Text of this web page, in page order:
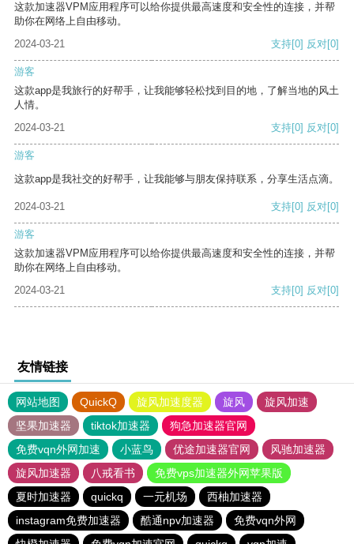
这款加速器VPM应用程序可以给你提供最高速度和安全性的连接，并帮
助你在网络上自由移动。
2024-03-21
支持[0] 反对[0]
游客
这款app是我旅行的好帮手，让我能够轻松找到目的地，了解当地的风土
人情。
2024-03-21
支持[0] 反对[0]
游客
这款app是我社交的好帮手，让我能够与朋友保持联系，分享生活点滴。
2024-03-21 支持[0] 反对[0]
游客
这款加速器VPM应用程序可以给你提供最高速度和安全性的连接，并帮
助你在网络上自由移动。
2024-03-21
支持[0] 反对[0]
友情链接
网站地图 QuickQ 旋风加速度器 旋风
旋风加速
坚果加速器
tiktok加速器
狗急加速器官网
免费vqn外网加速
小蓝鸟 优途加速器官网
风驰加速器
旋风加速器
八戒看书
免费vps加速器外网苹果版
夏时加速器
quickq 一元机场
西柚加速器
instagram免费加速器
酷通npv加速器
免费vqn外网